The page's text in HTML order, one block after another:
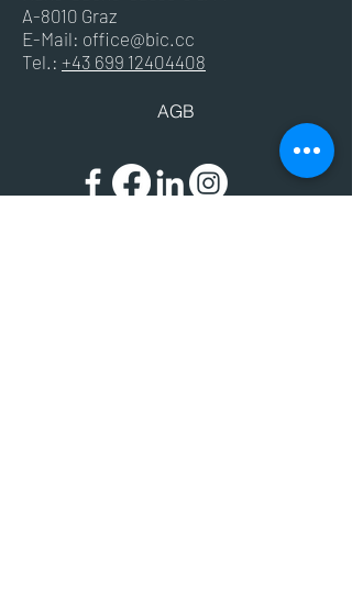
A-8010 Graz
E-Mail: office@bic.cc
Tel.: +43 699 12404408
AGB